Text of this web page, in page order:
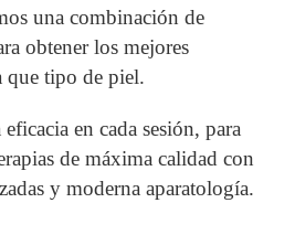
una combinación de
obtener los mejores
que tipo de piel.
en cada sesión, para
de máxima calidad con
y moderna aparatología.